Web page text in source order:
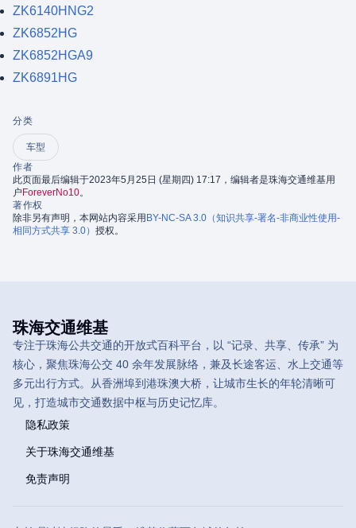
ZK6140HNG2
ZK6852HG
ZK6852HGA9
ZK6891HG
分类
车型
作者
此页面最后编辑于2023年5月25日 (星期四) 17:17，编辑者是珠海交通维基用
户 ForeverNo10。
著作权
除非另有声明，本网站内容采用 BY-NC-SA 3.0（知识共享-署名-非商业性使用-
相同方式共享 3.0） 授权。
珠海交通维基
专注于珠海公共交通的开放式百科平台，以 “记录、共享、传承” 为
核心，聚焦珠海公交 40 余年发展脉络，兼及长途客运、水上交通等
多元出行方式。从香洲埠到港珠澳大桥，让城市生长的年轮清晰可
见，打造城市交通数据中枢与历史记忆库。
隐私政策
关于珠海交通维基
免责声明